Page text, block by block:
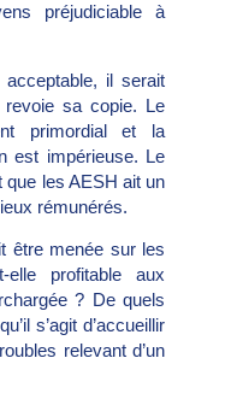
préjudiciable à
il serait
sa copie. Le
primordial et la
est impérieuse. Le
que les AESH ait un
rémunérés.
être menée sur les
profitable aux
? De quels
s’agit d’accueillir
relevant d’un